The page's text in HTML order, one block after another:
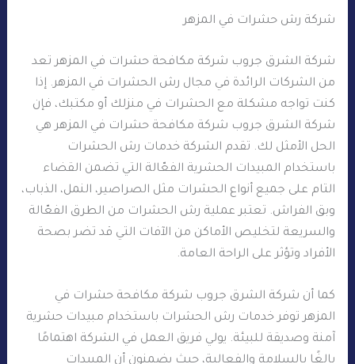
شركة رش حشرات في المزهر
شركة الشرق جروب شركة مكافحة حشرات في المزهر تعد
من الشركات الرائدة في مجال رش الحشرات في المزهر. إذا
كنت تواجه مشكلة مع الحشرات في منزلك أو مكتبك، فإن
شركة الشرق جروب شركة مكافحة حشرات في المزهر هي
الحل الأمثل لك. تقدم الشركة خدمات رش الحشرات
باستخدام المبيدات الحشرية الفعّالة التي تضمن القضاء
التام على جميع أنواع الحشرات مثل الصراصير، النمل، الذباب،
وبق الفراش. تعتبر عملية رش الحشرات من الطرق الفعّالة
والسريعة لتخليص الأماكن من الآفات التي قد تضر بصحة
الأفراد وتؤثر على الراحة العامة.
كما أن شركة الشرق جروب شركة مكافحة حشرات في
المزهر توفر خدمات رش الحشرات باستخدام مبيدات حشرية
آمنة وصديقة للبيئة. يولي فريق العمل في الشركة اهتمامًا
بالغًا بالسلامة والفعالية، حيث يضمنون أن المبيدات